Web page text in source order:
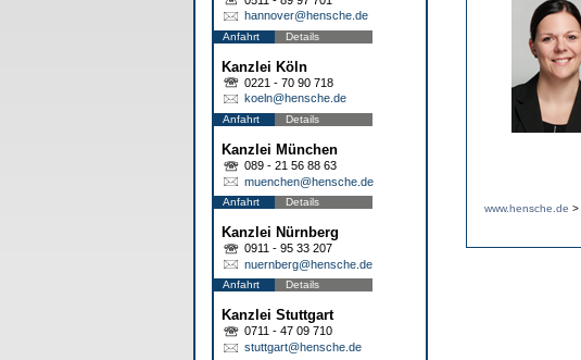
hannover@hensche.de
Anfahrt Details
Kanzlei Köln
0221 - 70 90 718
koeln@hensche.de
Anfahrt Details
Kanzlei München
089 - 21 56 88 63
muenchen@hensche.de
Anfahrt Details
Kanzlei Nürnberg
0911 - 95 33 207
nuernberg@hensche.de
Anfahrt Details
Kanzlei Stuttgart
0711 - 47 09 710
stuttgart@hensche.de
www.hensche.de >